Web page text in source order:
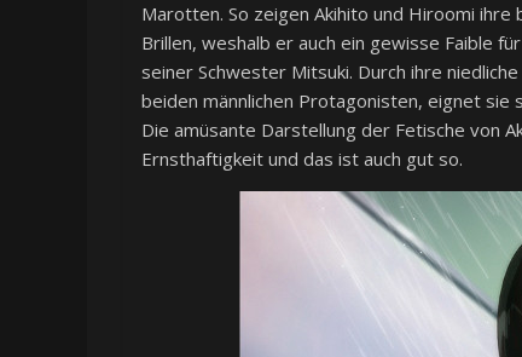
Marotten. So zeigen Akihito und Hiroomi
Brillen, weshalb er auch ein gewisse Faible
seiner Schwester Mitsuki. Durch ihre
beiden männlichen Protagonisten, eignet sie
Die amüsante Darstellung der Fetische von
Ernsthaftigkeit und das ist auch gut so.